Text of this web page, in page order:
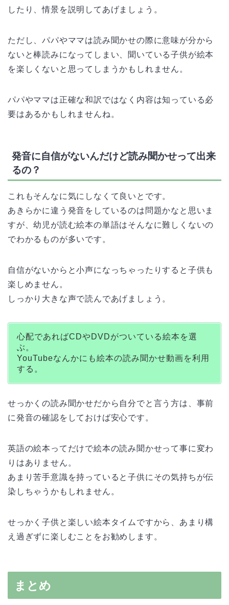
したり、情景を説明してあげましょう。
ただし、パパやママは読み聞かせの際に意味が分から
ないと棒読みになってしまい、聞いている子供が絵本
を楽しくないと思ってしまうかもしれません。
パパやママは正確な和訳ではなく内容は知っている必
要はあるかもしれませんね。
発音に自信がないんだけど読み聞かせって出来
るの？
これもそんなに気にしなくて良いとです。
あきらかに違う発音をしているのは問題かなと思いま
すが、幼児が読む絵本の単語はそんなに難しくないの
でわかるものが多いです。
自信がないからと小声になっちゃったりすると子供も
楽しめません。
しっかり大きな声で読んであげましょう。
心配であればCDやDVDがついている絵本を選
ぶ。
YouTubeなんかにも絵本の読み聞かせ動画を利用
する。
せっかくの読み聞かせだから自分でと言う方は、事前
に発音の確認をしておけば安心です。
英語の絵本ってだけで絵本の読み聞かせって事に変わ
りはありません。
あまり苦手意識を持っていると子供にその気持ちが伝
染しちゃうかもしれません。
せっかく子供と楽しい絵本タイムですから、あまり構
え過ぎずに楽しむことをお勧めします。
まとめ